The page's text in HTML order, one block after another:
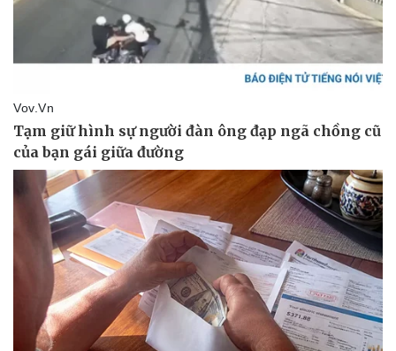
Thể thao
Bóng đá
Lịch thi đấu bóng đá
Thế giới thể thao
eSports
Hậu trường
Ô tô - Xe máy
Ô tô
Xe máy
Tư vấn